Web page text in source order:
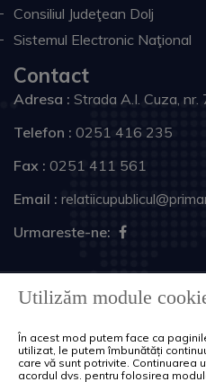
Consiliul Judeţean Dolj
Sistemul Electronic Naţional
Contact
Adresa : Strada A.I. Cuza,
Telefon : 0251 416 235
Fax : 0251 411 561
Email :
Urmareste-ne:
drepturile
Harta site
Utilizăm module
În acest mod putem face ca
utilizat, le putem îmbunătăți
care vă sunt potrivite. Continuarea
acordul dvs. pentru folosirea